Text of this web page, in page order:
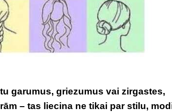
garumus, griezumus vai zirgastes,
– tas liecina ne tikai par stilu,